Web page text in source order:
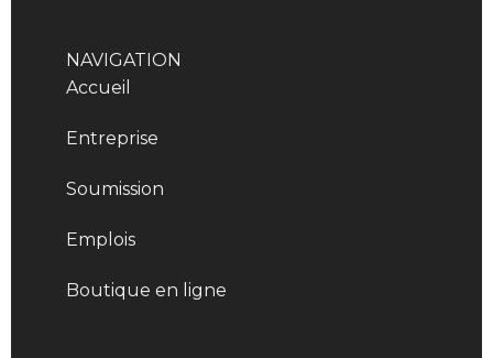
NAVIGATION
Accueil
Entreprise
Soumission
Emplois
Boutique en ligne